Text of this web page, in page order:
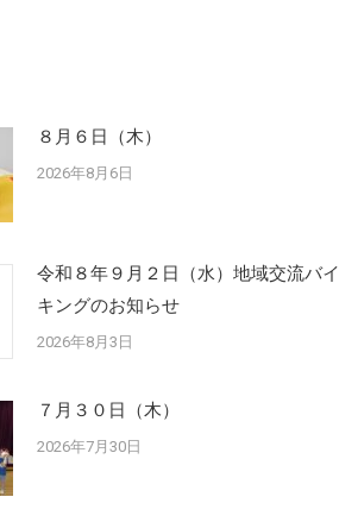
８月６日（木）
2026年8月6日
令和８年９月２日（水）地域交流バイ
キングのお知らせ
2026年8月3日
７月３０日（木）
2026年7月30日